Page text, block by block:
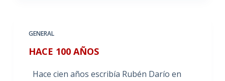
GENERAL
HACE 100 AÑOS
Hace cien años escribía Rubén Darío en